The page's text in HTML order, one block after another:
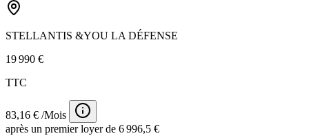
STELLANTIS &YOU LA DÉFENSE
19 990 €
TTC
83,16 € /Mois
après un premier loyer de 6 996,5 €